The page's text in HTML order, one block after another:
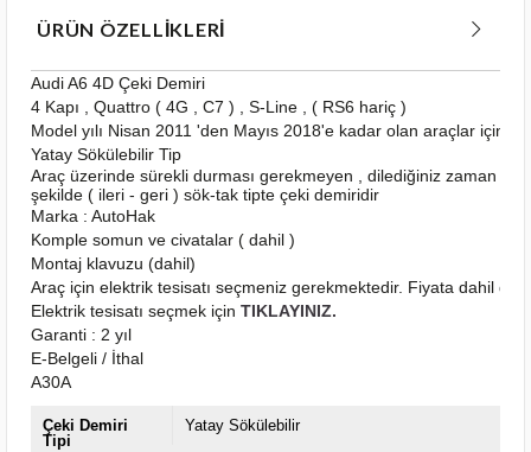
ÜRÜN ÖZELLIKLERI
Audi A6 4D Çeki Demiri
4 Kapı , Quattro ( 4G , C7 ) , S-Line , ( RS6 hariç )
Model yılı Nisan 2011 'den Mayıs 2018'e kadar olan araçlar için
Yatay Sökülebilir Tip
Araç üzerinde sürekli durması gerekmeyen , dilediğiniz zaman
şekilde ( ileri - geri ) sök-tak tipte çeki demiridir
Marka : AutoHak
Komple somun ve civatalar ( dahil )
Montaj klavuzu (dahil)
Araç için elektrik tesisatı seçmeniz gerekmektedir. Fiyata dahil
Elektrik tesisatı seçmek için TIKLAYINIZ.
Garanti : 2 yıl
E-Belgeli / İthal
A30A
Çeki Demiri
Tipi
Yatay Sökülebilir